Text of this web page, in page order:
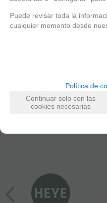
Puede revisar toda la
cualquier momento desde
Política de
Continuar solo con las
cookies necesarias